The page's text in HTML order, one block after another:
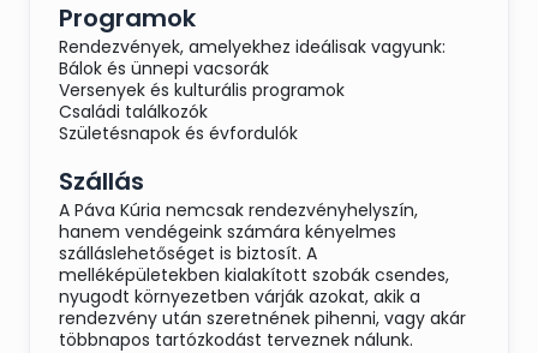
Programok
Rendezvények, amelyekhez ideálisak vagyunk:
Bálok és ünnepi vacsorák
Versenyek és kulturális programok
Családi találkozók
Születésnapok és évfordulók
Szállás
A Páva Kúria nemcsak rendezvényhelyszín,
hanem vendégeink számára kényelmes
szálláslehetőséget is biztosít. A
melléképületekben kialakított szobák csendes,
nyugodt környezetben várják azokat, akik a
rendezvény után szeretnének pihenni, vagy akár
többnapos tartózkodást terveznek nálunk.